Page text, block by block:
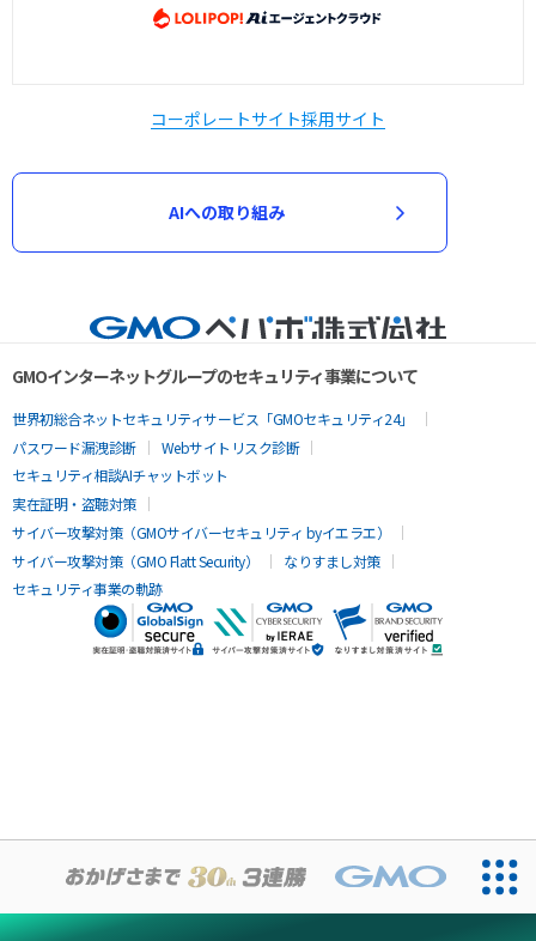
コーポレートサイト採用サイト
AIへの取り組み
GMOインターネットグループのセキュリティ事業について
世界初総合ネットセキュリティサービス「GMOセキュリティ24」
パスワード漏洩診断
Webサイトリスク診断
セキュリティ相談AIチャットボット
実在証明・盗聴対策
サイバー攻撃対策（GMOサイバーセキュリティ byイエラエ）
サイバー攻撃対策（GMO Flatt Security）
なりすまし対策
セキュリティ事業の軌跡